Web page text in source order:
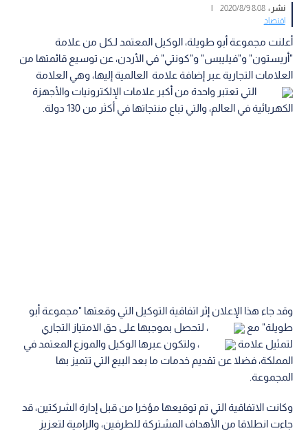
نشر :8:08 2020/8/9
|
اقتصاد
أعلنت مجموعة أبو طويلة، الوكيل المعتمد لـكل من علامة
"أريستون" و"فيليبس" و"كونتي" في الأردن، عن توسيع قائمتها من
العلامات التجارية عبر إضافة علامة العالمية إليها، وهي العلامة
التي تعتبر واحدة من أكبر علامات الإلكترونيات والأجهزة
الكهربائية في العالم، والتي تباع منتجاتها في أكثر من 130 دولة.
وقد جاء هذا الإعلان إثر اتفاقية التوكيل التي وقعتها "مجموعة أبو
طويلة" مع
، لتحصل بموجبها على حق الامتياز التجاري
لتمثيل علامة
، ولتكون عبرها الوكيل والموزع المعتمد في
المملكة، فضلا عن تقديم خدمات ما بعد البيع التي تتميز بها
المجموعة.
وكانت الاتفاقية التي تم توقيعها مؤخرا من قبل إدارة الشركتين، قد
جاءت انطلاقا من الأهداف المشتركة للطرفين، والرامية لتعزيز